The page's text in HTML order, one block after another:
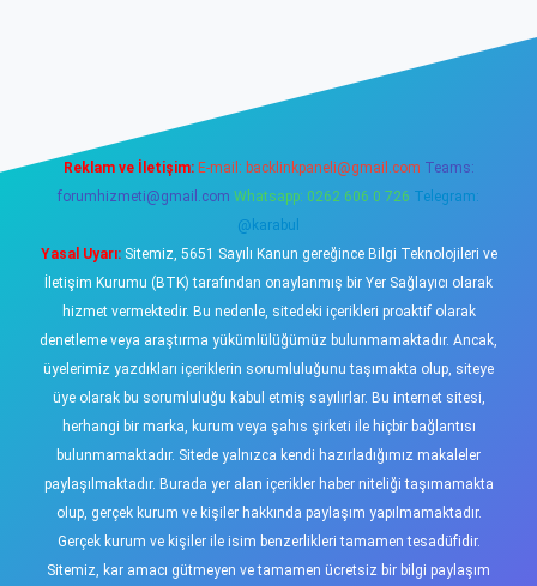
Reklam ve İletişim: E-mail: backlinkpaneli@gmail.com Teams:
forumhizmeti@gmail.com Whatsapp: 0262 606 0 726 Telegram:
@karabul
Yasal Uyarı:Sitemiz, 5651 Sayılı Kanun gereğince Bilgi Teknolojileri ve
İletişim Kurumu (BTK) tarafından onaylanmış bir Yer Sağlayıcı olarak
hizmet vermektedir. Bu nedenle, sitedeki içerikleri proaktif olarak
denetleme veya araştırma yükümlülüğümüz bulunmamaktadır. Ancak,
üyelerimiz yazdıkları içeriklerin sorumluluğunu taşımakta olup, siteye
üye olarak bu sorumluluğu kabul etmiş sayılırlar. Bu internet sitesi,
herhangi bir marka, kurum veya şahıs şirketi ile hiçbir bağlantısı
bulunmamaktadır. Sitede yalnızca kendi hazırladığımız makaleler
paylaşılmaktadır. Burada yer alan içerikler haber niteliği taşımamakta
olup, gerçek kurum ve kişiler hakkında paylaşım yapılmamaktadır.
Gerçek kurum ve kişiler ile isim benzerlikleri tamamen tesadüfidir.
Sitemiz, kar amacı gütmeyen ve tamamen ücretsiz bir bilgi paylaşım